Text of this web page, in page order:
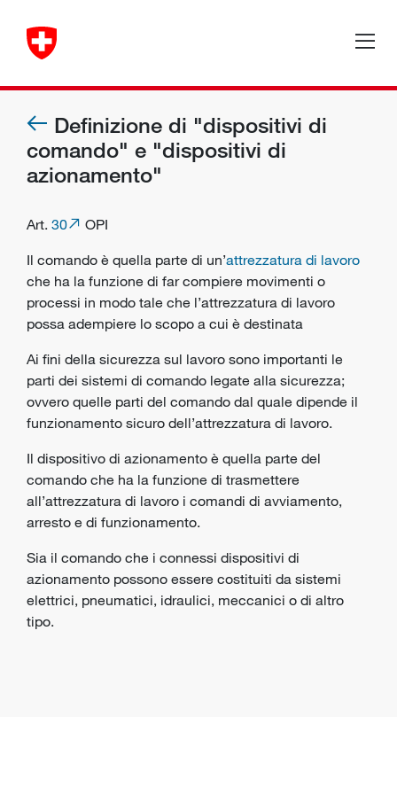
Definizione di "dispositivi di
comando" e "dispositivi di
azionamento"
Art. 30
OPI
Il comando è quella parte di un’attrezzatura di lavoro
che ha la funzione di far compiere movimenti o
processi in modo tale che l’attrezzatura di lavoro
possa adempiere lo scopo a cui è destinata
Ai fini della sicurezza sul lavoro sono importanti le
parti dei sistemi di comando legate alla sicurezza;
ovvero quelle parti del comando dal quale dipende il
funzionamento sicuro dell’attrezzatura di lavoro.
Il dispositivo di azionamento è quella parte del
comando che ha la funzione di trasmettere
all’attrezzatura di lavoro i comandi di avviamento,
arresto e di funzionamento.
Sia il comando che i connessi dispositivi di
azionamento possono essere costituiti da sistemi
elettrici, pneumatici, idraulici, meccanici o di altro
tipo.